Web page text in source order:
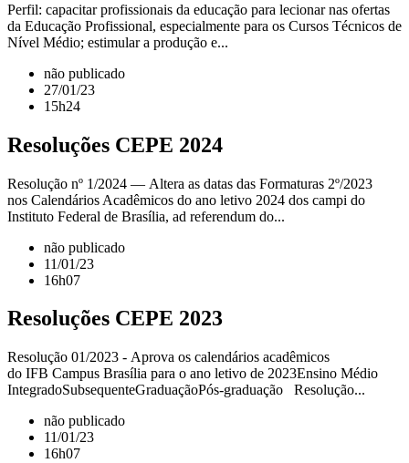
Perfil: capacitar profissionais da educação para lecionar nas ofertas
da Educação Profissional, especialmente para os Cursos Técnicos de
Nível Médio; estimular a produção e...
não publicado
27/01/23
15h24
Resoluções CEPE 2024
Resolução nº 1/2024 — Altera as datas das Formaturas 2º/2023
nos Calendários Acadêmicos do ano letivo 2024 dos campi do
Instituto Federal de Brasília, ad referendum do...
não publicado
11/01/23
16h07
Resoluções CEPE 2023
Resolução 01/2023 - Aprova os calendários acadêmicos
do IFB Campus Brasília para o ano letivo de 2023Ensino Médio
IntegradoSubsequenteGraduaçãoPós-graduação Resolução...
não publicado
11/01/23
16h07